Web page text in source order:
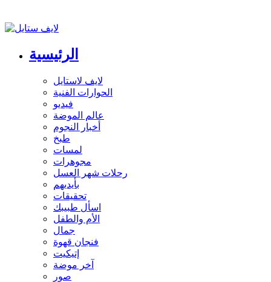
الرئيسية
لايف لاستايل
الحوارات الفنية
فيديو
عالم الموضة
أخبار النجوم
طبخ
لمسات
مجوهرات
رحلات شهر العسل
بأيديهم
تحقيقات
اسأل طبيبك
الأم والطفل
جمال
فنجان قهوة
إتيكيت
آخر موضة
صور